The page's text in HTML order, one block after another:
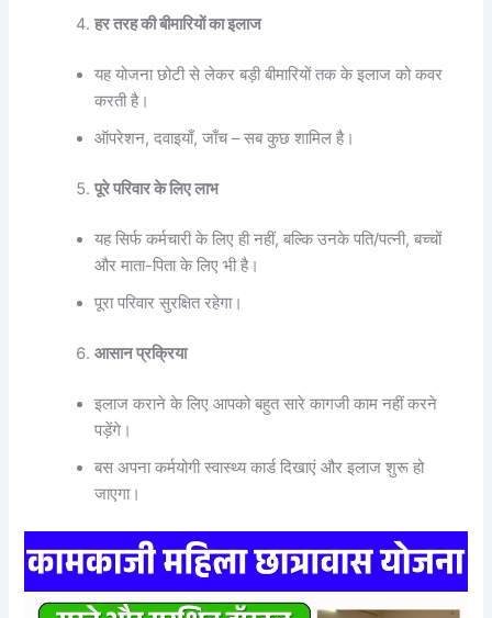
हर तरह की बीमारियों का इलाज
यह योजना छोटी से लेकर बड़ी बीमारियों तक के इलाज को कवर
करती है।
ऑपरेशन, दवाइयाँ, जाँच – सब कुछ शामिल है।
पूरे परिवार के लिए लाभ
यह सिर्फ कर्मचारी के लिए ही नहीं, बल्कि उनके पति/पत्नी, बच्चों
और माता-पिता के लिए भी है।
पूरा परिवार सुरक्षित रहेगा।
आसान प्रक्रिया
इलाज कराने के लिए आपको बहुत सारे कागजी काम नहीं करने
पड़ेंगे।
बस अपना कर्मयोगी स्वास्थ्य कार्ड दिखाएं और इलाज शुरू हो
जाएगा।